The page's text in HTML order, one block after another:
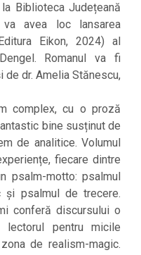
Biblioteca Județeană
va avea loc lansarea
Eikon, 2024) al
Romanul va fi
dr. Amelia Stănescu,
complex, cu o proză
bine susținut de
de analitice. Volumul
fiecare dintre
psalm⁠-⁠motto: psalmul
și psalmul de trecere.
conferă discursului o
pentru micile
de realism⁠-⁠magic.